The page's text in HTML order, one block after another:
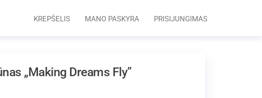
KREPŠELIS MANO PASKYRA PRISIJUNGIMAS
„Making Dreams Fly”